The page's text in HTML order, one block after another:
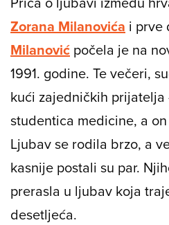
Zorana Milanovića i prve
Milanović počela je na
1991. godine. Te večeri,
kući zajedničkih
studentica medicine, a
Ljubav se rodila brzo, a
kasnije postali su par.
prerasla u ljubav koja
desetljeća.